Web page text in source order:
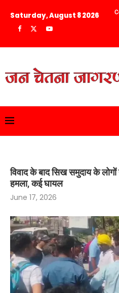
Saturday, August 8 2026
विवाद के बाद सिख समुदाय के लोगों
हमला, कई घायल
June 17, 2026